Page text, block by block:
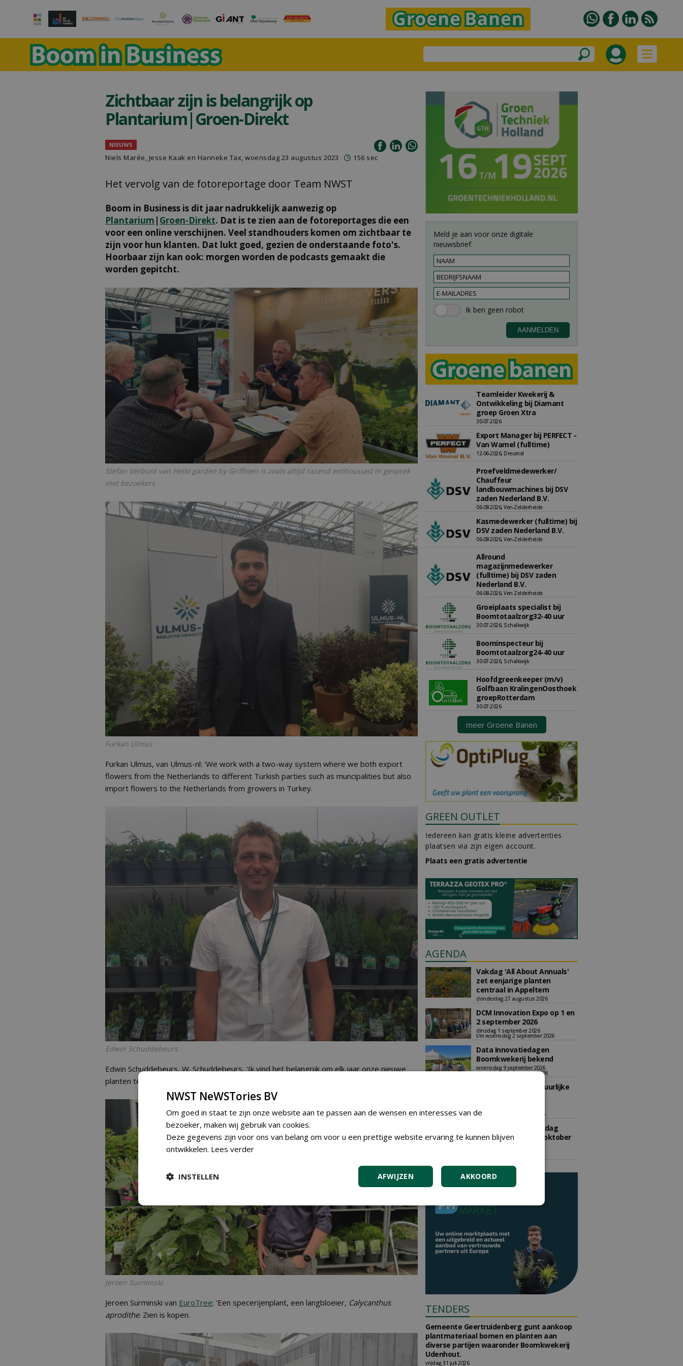
Zichtbaar zijn is belangrijk op
Plantarium|Groen-Direkt
NIEUWS
Niels Marée, Jesse Kaak en Hanneke Tax, woensdag 23 augustus 2023 156 sec
Het vervolg van de fotoreportage door Team NWST
Boom in Business is dit jaar nadrukkelijk aanwezig op
Plantarium | Groen-Direkt. Dat is te zien aan de fotoreportages die een
voor een online verschijnen. Veel standhouders komen om zichtbaar te
zijn voor hun klanten. Dat lukt goed, gezien de onderstaande foto's.
Hoorbaar zijn kan ook: morgen worden de podcasts gemaakt die
worden gepitcht.
Stefan Verbunt van Hello garden by Griffioen is zoals altijd razend enthousiast in gesprek
met bezoekers
Furkan Ulmus
Furkan Ulmus, van Ulmus-nl: 'We work with a two-way system where we both export
flowers from the Netherlands to different Turkish parties such as muncipalities but also
import flowers to the Netherlands from growers in Turkey.
Edwin Schuddebeurs
Edwin Schuddebeurs, W. Schuddebeurs, 'Ik vind het belangrijk om elk jaar onze nieuwe
planten te laten zien.'
Jeroen Surminski
Jeroen Surminski van EuroTree: 'Een specerijenplant, een langbloeier, Calycanthus
aprodithe. Zien is kopen.
Meld je aan voor onze digitale
nieuwsbrief.
Teamleider Kwekerij &
Ontwikkeling bij Diamant
groep Groen Xtra
30-07-2026
Export Manager bij PERFECT -
Van Wamel (fulltime)
12-06-2026, Dreumel
Proefveldmedewerker/
Chauffeur
landbouwmachines bij DSV
zaden Nederland B.V.
06-08-2026, Ven-Zelderheide
Kasmedewerker (fulltime) bij
DSV zaden Nederland B.V.
06-08-2026, Ven-Zelderheide
Allround
magazijnmedewerker
(fulltime) bij DSV zaden
Nederland B.V.
06-08-2026, Ven Zelderheide
Groeiplaats specialist bij
Boomtotaalzorg32-40 uur
30-07-2026, Schalkwijk
Boominspecteur bij
Boomtotaalzorg24-40 uur
30-07-2026, Schalkwijk
Hoofdgreenkeeper (m/v)
Golfbaan KralingenOosthoek
groepRotterdam
30-07-2026
meer Groene Banen
GREEN OUTLET
Iedereen kan gratis kleine advertenties
plaatsen via zijn eigen account.
Plaats een gratis advertentie
AGENDA
Vakdag 'All About Annuals'
zet eenjarige planten
centraal in Appeltern
donderdag 27 augustus 2026
DCM Innovation Expo op 1 en
2 september 2026
dinsdag 1 september 2026
t/m woensdag 2 september 2026
Data Innovatiedagen
Boomkwekerij bekend
woensdag 9 september 2026
t/m vrijdag 18 september 2026
Kennismiddag: 'Natuurlijke
maandag 28 september 2026
Landelijke Jongerendag
Boomkwekerij op 9 oktober
TENDERS
Gemeente Geertruidenberg gunt aankoop
plantmateriaal bomen en planten aan
diverse partijen waaronder Boomkwekerij
Udenhout.
vrijdag 31 juli 2026
NWST NeWSTories BV
Om goed in staat te zijn onze website aan te passen aan de wensen en interesses van de
bezoeker, maken wij gebruik van cookies.
Deze gegevens zijn voor ons van belang om voor u een prettige website ervaring te kunnen blijven
ontwikkelen. Lees verder
AKKOORD
AFWIJZEN
INSTELLEN